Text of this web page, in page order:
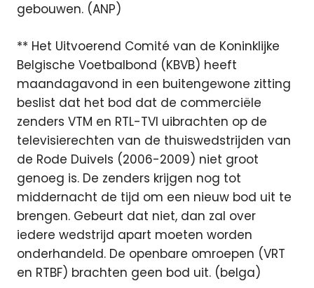
gebouwen. (ANP)
** Het Uitvoerend Comité van de Koninklijke
Belgische Voetbalbond (KBVB) heeft
maandagavond in een buitengewone zitting
beslist dat het bod dat de commerciële
zenders VTM en RTL-TVI uibrachten op de
televisierechten van de thuiswedstrijden van
de Rode Duivels (2006-2009) niet groot
genoeg is. De zenders krijgen nog tot
middernacht de tijd om een nieuw bod uit te
brengen. Gebeurt dat niet, dan zal over
iedere wedstrijd apart moeten worden
onderhandeld. De openbare omroepen (VRT
en RTBF) brachten geen bod uit. (belga)